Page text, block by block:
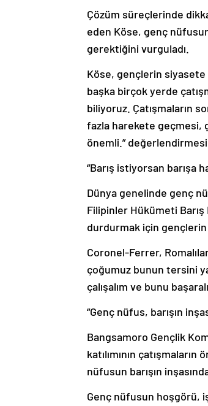
Çözüm süreçlerinde
eden Köse, genç
gerektiğini vurguladı.
Köse, gençlerin siyasete
başka birçok yerde
biliyoruz. Çatışmaların
fazla harekete geçmesi,
önemli.”
“Barış istiyorsan barışa
Dünya genelinde genç
Filipinler Hükümeti
durdurmak için
Coronel-Ferrer,
çoğumuz bunun tersini
çalışalım ve bunu
“Genç nüfus, barışın
Bangsamoro Gençlik
katılımının
nüfusun barışın
Genç nüfusun hoşgörü,